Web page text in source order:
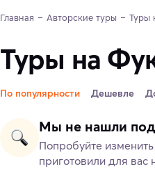
Главная Авторские туры Туры
Туры на
По популярности Дешевле
Мы не нашли
Попробуйте
приготовили для вас